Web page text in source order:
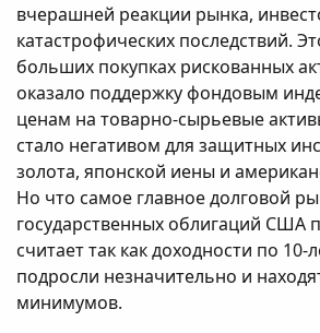
вчерашней реакции рынка,
катастрофических последствий.
больших покупках рискованных
оказало поддержку фондовым
ценам на товарно-сырьевые
стало негативом для защитных
золота, японской иены и
Но что самое главное долговой
государственных облигаций США
считает так как доходности по
подросли незначительно и
минимумов.